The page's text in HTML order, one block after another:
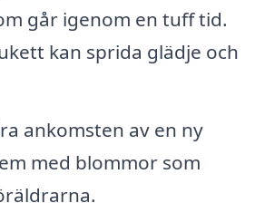
går igenom en tuff tid.
kan sprida glädje och
ankomsten av en ny
med blommor som